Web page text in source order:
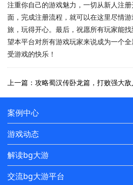
注重你自己的游戏魅力，一切从新人注
面，完成注册流程，就可以在这里尽情
旅，玩得开心。最后，祝愿所有玩家能
望本平台对所有游戏玩家来说成为一个
受游戏的快乐！
案例中心
游戏动态
解读bg大游
交流bg大游平台